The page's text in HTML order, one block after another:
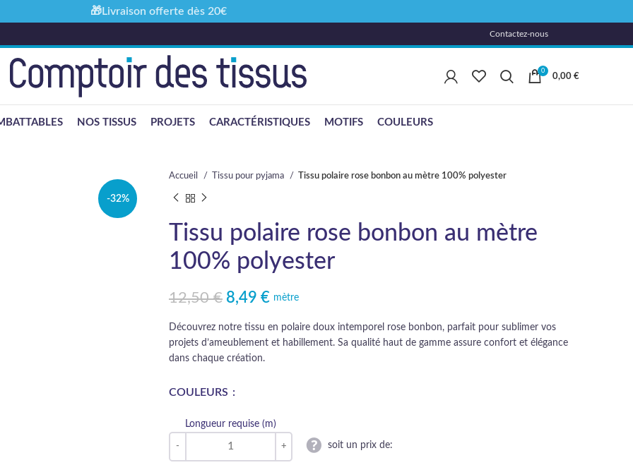
Contactez-nous
0
0,00 €
NOS TISSUS PROJETS CARACTÉRISTIQUES MOTIFS COULEURS
-32%
Accueil Tissu pour pyjama Tissu polaire rose bonbon au mètre 100% polyester
Tissu polaire rose bonbon au mètre
100% polyester
12,50€
Le prix initial était : 12,50 €.
8,49 €
Le prix actuel est : 8,49 €.mètre
Découvrez notre tissu en polaire doux intemporel rose bonbon, parfait pour sublimer vos
projets d’ameublement et habillement. Sa qualité haut de gamme assure confort et élégance
dans chaque création.
COULEURS
Longueur requise (m)
soit un prix de:
🎁Livraison offerte dès 20€